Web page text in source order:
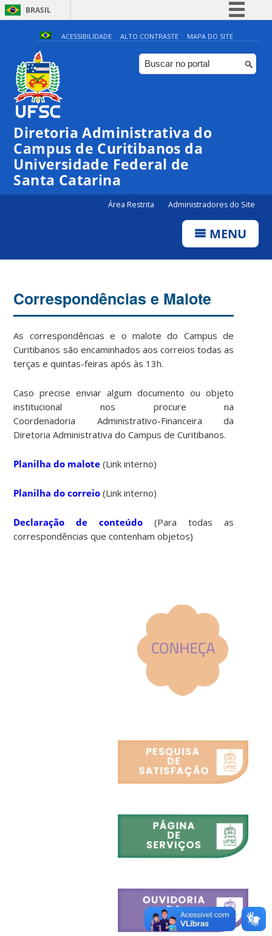
BRASIL
Simplifique!
Comunica BR
Participe
Canais
ACESSIBILIDADE ALTO CONTRASTE MAPA DO SITE
Diretoria Administrativa do
Campus de Curitibanos da
Universidade Federal de
Santa Catarina
Área Restrita Administradores do Site
MENU
Correspondências e Malote
As correspondências e o malote do Campus de
Curitibanos são encaminhados aos correios todas as
terças e quintas-feiras após às 13h.
Caso precise enviar algum documento ou objeto
institucional nos procure na
Coordenadoria Administrativo-Financeira da
Diretoria Administrativa do Campus de Curitibanos.
Planilha do malote (Link interno)
Planilha do correio (Link interno)
Declaração de conteúdo (Para todas as
correspondências que contenham objetos)